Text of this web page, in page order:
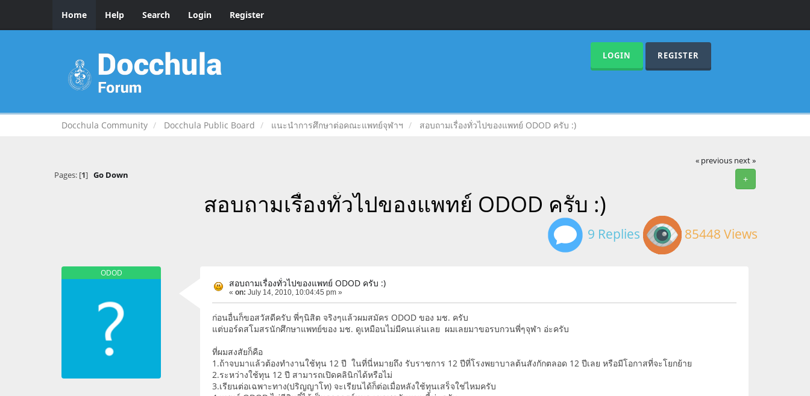
Home Help Search Login Register
LOGIN REGISTER
Docchula Community Docchula Public Board แนะนำการศึกษาต่อคณะแพทย์จุฬาฯ สอบถามเรื่องทั่วไปของแพทย์ ODOD ครับ :)
« previous next »
+
Pages: [1] Go Down
สอบถามเรื่องทั่วไปของแพทย์ ODOD ครับ :)
9 Replies 85448 Views
ODOD
สอบถามเรื่องทั่วไปของแพทย์ ODOD ครับ :)
« on: July 14, 2010, 10:04:45 pm »
ก่อนอื่นก็ขอสวัสดีครับ พี่ๆนิสิต จริงๆแล้วผมสมัคร ODOD ของ มช. ครับ
แต่บอร์ดสโมสรนักศึกษาแพทย์ของ มช. ดูเหมือนไม่มีคนเล่นเลย ผมเลยมาขอรบกวนพี่ๆจุฬา อ่ะครับ
ที่ผมสงสัยก็คือ
1.ถ้าจบมาแล้วต้องทำงานใช้ทุน 12 ปี ในที่นี่หมายถึง รับราชการ 12 ปีที่โรงพยาบาลต้นสังกักตลอด 12 ปีเลย หรือมีโอกาสที่จะโยกย้าย
2.ระหว่างใช้ทุน 12 ปี สามารถเปิดคลินิกได้หรือไม่
3.เรียนต่อเฉพาะทาง(ปริญญาโท) จะเรียนได้ก็ต่อเมื่อหลังใช้ทุนเสร็จใช่ไหมครับ